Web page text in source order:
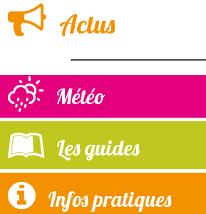
Actus
Météo
Les guides
Infos pratiques